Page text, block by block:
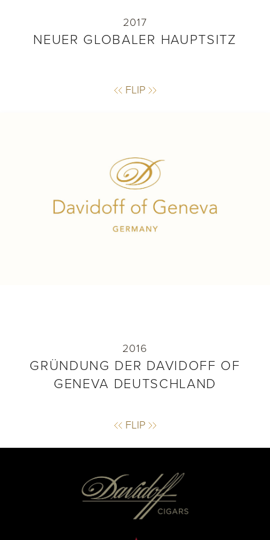
2017
NEUER GLOBALER HAUPTSITZ
FLIP
FLIP
2016
GRÜNDUNG DER DAVIDOFF OF
GENEVA DEUTSCHLAND
FLIP
GRÜNDUNG DER DAVIDOFF OF
GENEVA GERMANY
FLIP